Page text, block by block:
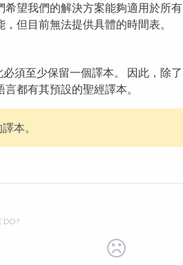
望我們的解決方案能夠適用於所有
但目前無法提供具體的時間表。
須至少保留一個譯本。 因此，除了
都有其預設的聖經譯本。
本。
DO?